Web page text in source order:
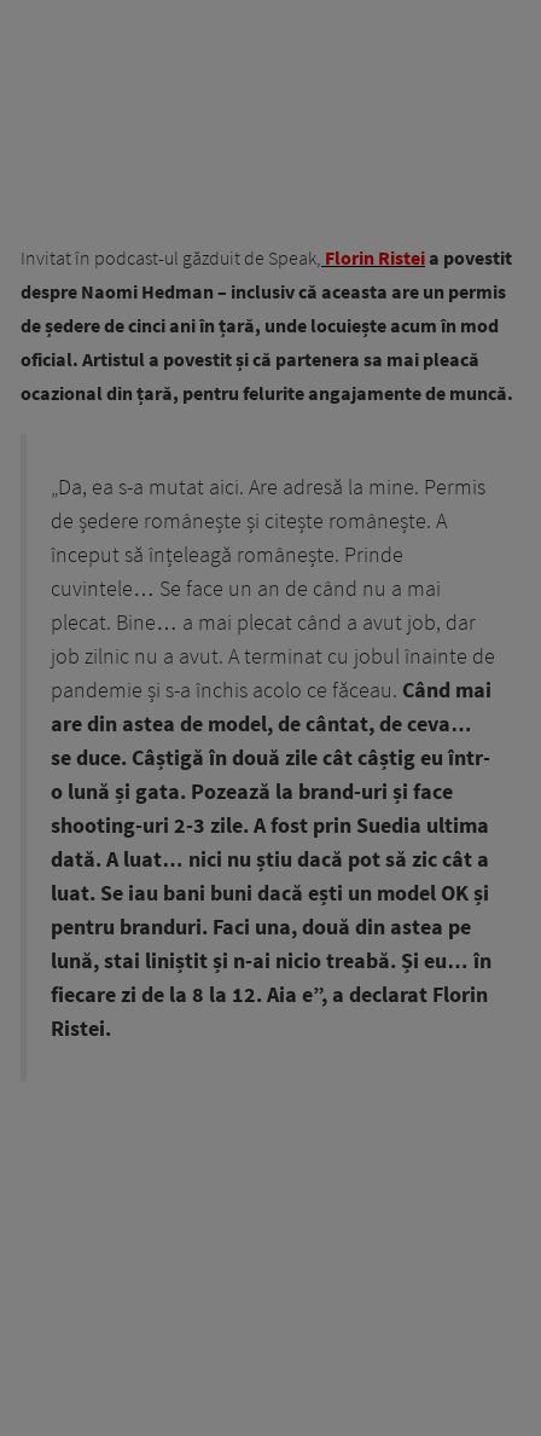
Invitat în podcast-ul găzduit de Speak, Florin Ristei a povestit
despre Naomi Hedman – inclusiv că aceasta are un permis
de ședere de cinci ani în țară, unde locuiește acum în mod
oficial. Artistul a povestit și că partenera sa mai pleacă
ocazional din țară, pentru felurite angajamente de muncă.
„Da, ea s-a mutat aici. Are adresă la mine. Permis
de ședere românește și citește românește. A
început să înțeleagă românește. Prinde
cuvintele… Se face un an de când nu a mai
plecat. Bine… a mai plecat când a avut job, dar
job zilnic nu a avut. A terminat cu jobul înainte de
pandemie și s-a închis acolo ce făceau. Când mai
are din astea de model, de cântat, de ceva…
se duce. Câștigă în două zile cât câștig eu într-
o lună și gata. Pozează la brand-uri și face
shooting-uri 2-3 zile. A fost prin Suedia ultima
dată. A luat… nici nu știu dacă pot să zic cât a
luat. Se iau bani buni dacă ești un model OK și
pentru branduri. Faci una, două din astea pe
lună, stai liniștit și n-ai nicio treabă. Și eu… în
fiecare zi de la 8 la 12. Aia e”, a declarat Florin
Ristei.